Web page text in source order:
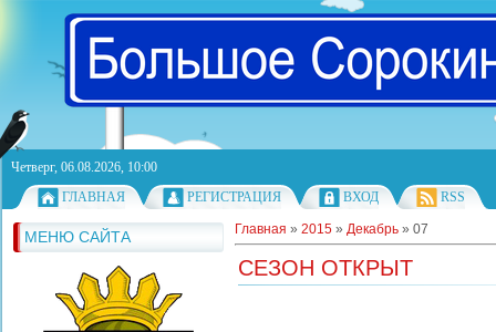
Четверг, 06.08.2026, 10:00
ГЛАВНАЯ
РЕГИСТРАЦИЯ ВХОД RSS
МЕНЮ САЙТА Главная » 2015 » Декабрь » 07
СЕЗОН ОТКРЫТ